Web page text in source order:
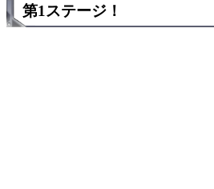
第1ステージ！